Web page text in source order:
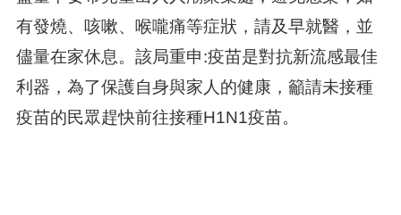
有發燒、咳嗽、喉嚨痛等症狀，請及早就醫，並
儘量在家休息。該局重申:疫苗是對抗新流感最佳
利器，為了保護自身與家人的健康，籲請未接種
疫苗的民眾趕快前往接種H1N1疫苗。